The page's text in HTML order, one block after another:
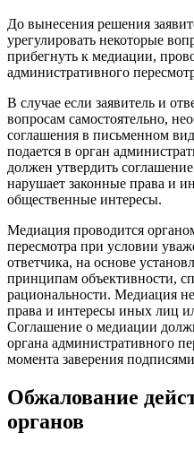
До вынесения решения
урегулировать некоторые
прибегнуть к медиации,
административного
В случае если заявитель и
вопросам самостоятельно,
соглашения в письменном
подается в орган
должен утвердить
нарушает законные права и
общественные интересы.
Медиация проводится
пересмотра при условии
ответчика, на основе
принципам объективности,
рациональности. Медиация
права и интересы иных лиц
Соглашение о медиации
органа административного
момента заверения
Обжалование
органов